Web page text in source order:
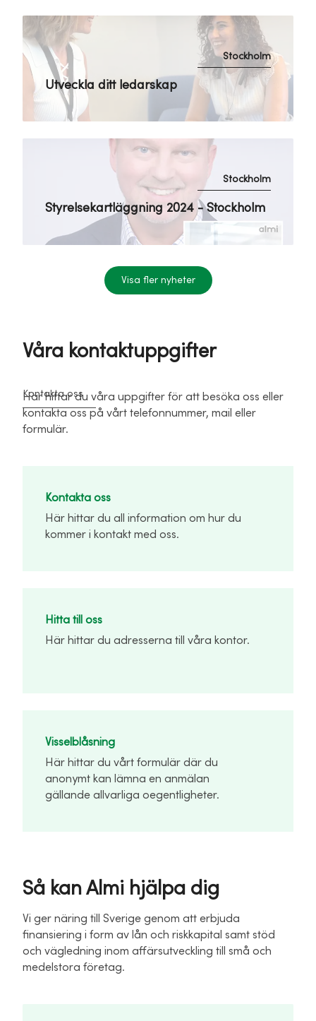
Utveckla ditt ledarskap
Stockholm
Styrelsekartläggning 2024 - Stockholm
Stockholm
Visa fler nyheter
Våra kontaktuppgifter
Kontakta oss
Här hittar du våra uppgifter för att besöka oss eller
kontakta oss på vårt telefonnummer, mail eller
formulär.
Kontakta oss
Här hittar du all information om hur du
kommer i kontakt med oss.
Hitta till oss
Här hittar du adresserna till våra kontor.
Visselblåsning
Här hittar du vårt formulär där du
anonymt kan lämna en anmälan
gällande allvarliga oegentligheter.
Så kan Almi hjälpa dig
Vi ger näring till Sverige genom att erbjuda
finansiering i form av lån och riskkapital samt stöd
och vägledning inom affärsutveckling till små och
medelstora företag.